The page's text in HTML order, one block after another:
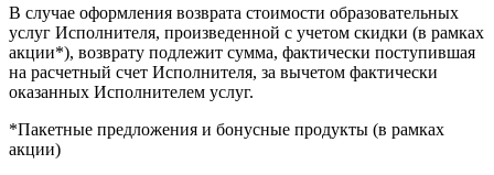
В случае оформления возврата стоимости образовательных
услуг Исполнителя, произведенной с учетом скидки (в рамках
акции*), возврату подлежит сумма, фактически поступившая
на расчетный счет Исполнителя, за вычетом фактически
оказанных Исполнителем услуг.
*Пакетные предложения и бонусные продукты (в рамках
акции)